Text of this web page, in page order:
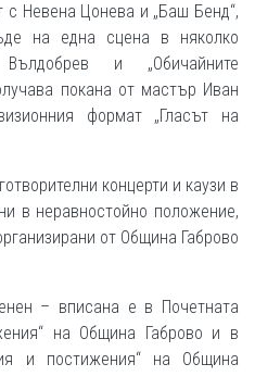
Невена Цонева и „Баш Бенд“,
на една сцена в няколко
и „Обичайните
покана от мастър Иван
формат „Гласът на
концерти и каузи в
в неравностойно положение,
от Община Габрово
– вписана е в Почетната
на Община Габрово и в
и постижения“ на Община